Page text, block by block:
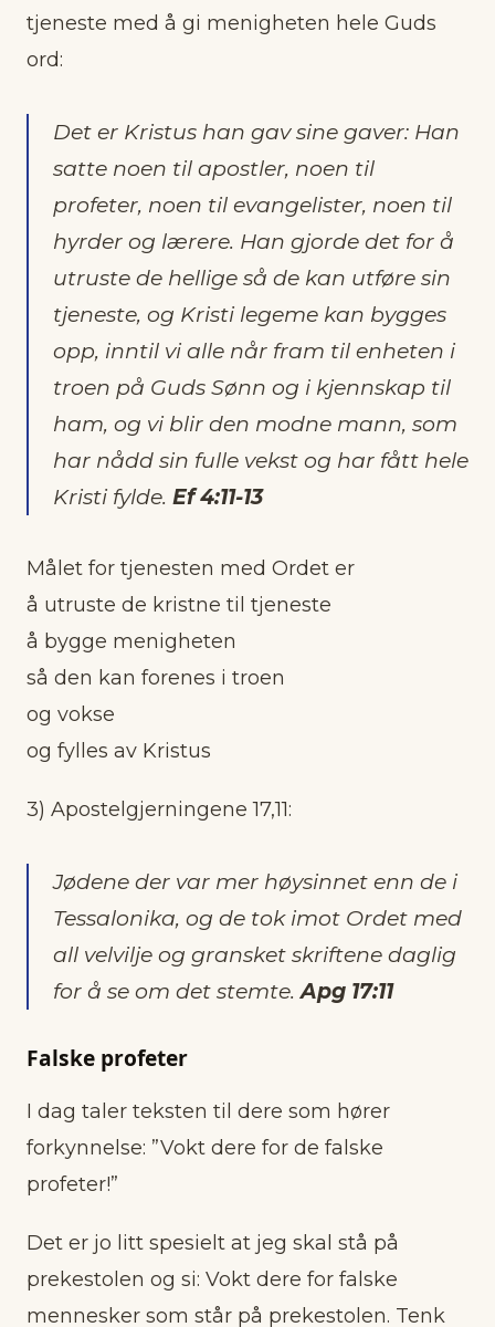
tjeneste med å gi menigheten hele Guds
ord:
Det er Kristus han gav sine gaver: Han
satte noen til apostler, noen til
profeter, noen til evangelister, noen til
hyrder og lærere. Han gjorde det for å
utruste de hellige så de kan utføre sin
tjeneste, og Kristi legeme kan bygges
opp, inntil vi alle når fram til enheten i
troen på Guds Sønn og i kjennskap til
ham, og vi blir den modne mann, som
har nådd sin fulle vekst og har fått hele
Kristi fylde. Ef 4:11-13
Målet for tjenesten med Ordet er
å utruste de kristne til tjeneste
å bygge menigheten
så den kan forenes i troen
og vokse
og fylles av Kristus
3) Apostelgjerningene 17,11:
Jødene der var mer høysinnet enn de i
Tessalonika, og de tok imot Ordet med
all velvilje og gransket skriftene daglig
for å se om det stemte.Apg 17:11
Falske profeter
I dag taler teksten til dere som hører
forkynnelse: ”Vokt dere for de falske
profeter!”
Det er jo litt spesielt at jeg skal stå på
prekestolen og si: Vokt dere for falske
mennesker som står på prekestolen. Tenk